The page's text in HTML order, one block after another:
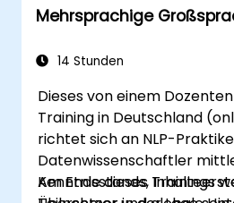
potenzielle Risiken
Entwicklung und
Mehrsprachige
14 Stunden
Dieses von einem
Training in Deutschland
richtet sich an NLP-
Datenwissenschaftler
Kenntnisstands,
Am Ende dieses Trainings